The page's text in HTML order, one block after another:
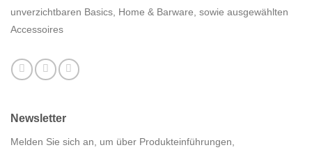
unverzichtbaren Basics, Home & Barware, sowie ausgewählten
Accessoires
Newsletter
Melden Sie sich an, um über Produkteinführungen,